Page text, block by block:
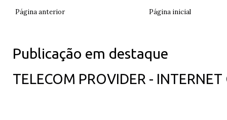
Página anterior Página inicial
Publicação em destaque
TELECOM PROVIDER -